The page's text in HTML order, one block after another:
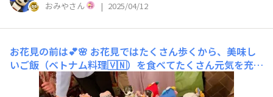
おみやさん | 2025/04/12
お花見の前は💕🌸 お花見ではたくさん歩くから、美味し
いご飯（ベトナム料理🇻🇳）を食べてたくさん元気を充電
しておいたよ🔋✨😆